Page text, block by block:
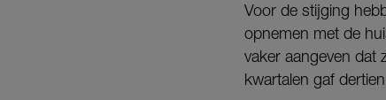
Voor de stijging
opnemen met de
vaker aangeven dat
kwartalen gaf